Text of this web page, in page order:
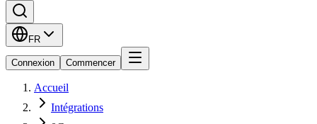
FR
Connexion Commencer
Accueil
Intégrations